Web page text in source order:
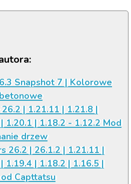
Snapshot 7 | Kolorowe
| 1.21.11 | 1.21.8 |
1.20.1 | 1.18.2 - 1.12.2 Mod
drzew
26.2 | 26.1.2 | 1.21.11 |
1.19.4 | 1.18.2 | 1.16.5 |
Capttatsu